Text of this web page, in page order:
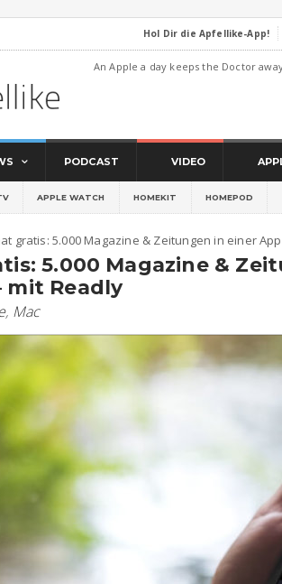
Hol Dir die Apfellike-App!
An Apple a day keeps the Doctor
PODCAST VIDEO
APPLE WATCH HOMEKIT HOMEPOD
gratis: 5.000 Magazine & Zeitungen in einer
5.000 Magazine &
mit Readly
, Mac